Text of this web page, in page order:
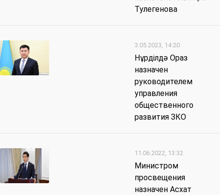
Тулегенова
3.05.2023, 14:20
Нұрділдә Ораз
назначен
руководителем
управления
общественного
развития ЗКО
11.06.2022, 13:32
Министром
просвещения
назначен Асхат